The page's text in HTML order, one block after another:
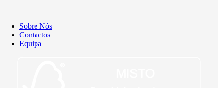
Sobre Nós
Contactos
Equipa